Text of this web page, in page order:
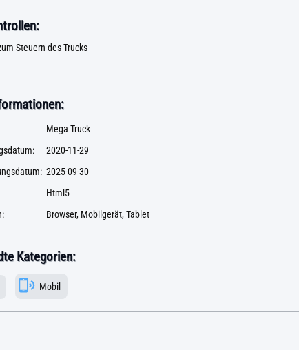
Steuern des Trucks
Mega Truck
2020-11-29
2025-09-30
Html5
Browser, Mobilgerät, Tablet
Kategorien:
Mobil